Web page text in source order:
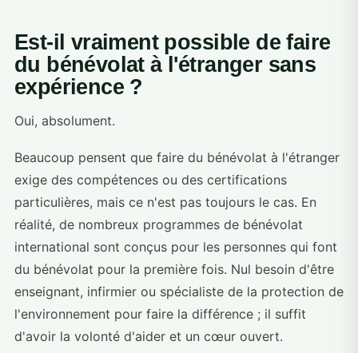
Est-il vraiment possible de faire
du bénévolat à l'étranger sans
expérience ?
Oui, absolument.
Beaucoup pensent que faire du bénévolat à l'étranger
exige des compétences ou des certifications
particulières, mais ce n'est pas toujours le cas. En
réalité, de nombreux programmes de bénévolat
international sont conçus pour les personnes qui font
du bénévolat pour la première fois. Nul besoin d'être
enseignant, infirmier ou spécialiste de la protection de
l'environnement pour faire la différence ; il suffit
d'avoir la volonté d'aider et un cœur ouvert.